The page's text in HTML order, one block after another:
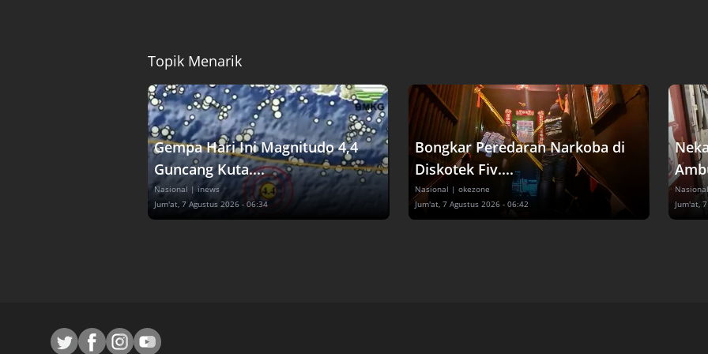
Topik Menarik
Gempa Hari Ini Magnitudo 4,4
Guncang Kuta....
Nasional | inews
Jum'at, 7 Agustus 2026 - 06:34
Bongkar Peredaran Narkoba di
Diskotek Fiv....
Nasional | okezone
Jum'at, 7 Agustus 2026 - 06:42
Nasional
Jum'at,